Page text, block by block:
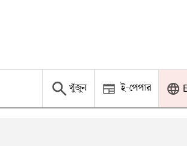
খুঁজুন ই-পেপার